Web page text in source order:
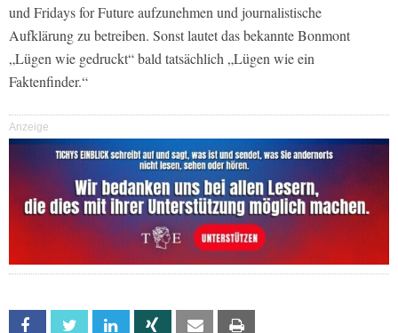
und Fridays for Future aufzunehmen und journalistische
Aufklärung zu betreiben. Sonst lautet das bekannte Bonmont
„Lügen wie gedruckt“ bald tatsächlich „Lügen wie ein
Faktenfinder.“
Anzeige
Facebook Twitter Linkedin Xing Email